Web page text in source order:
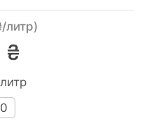
литр)
₴